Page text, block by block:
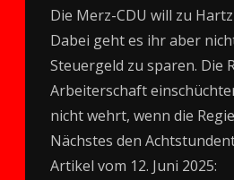
Die Merz-CDU will zu
Dabei geht es ihr aber
Steuergeld zu sparen. Die
Arbeiterschaft
nicht wehrt, wenn die
Nächstes den
Artikel vom 12. Juni 2025: